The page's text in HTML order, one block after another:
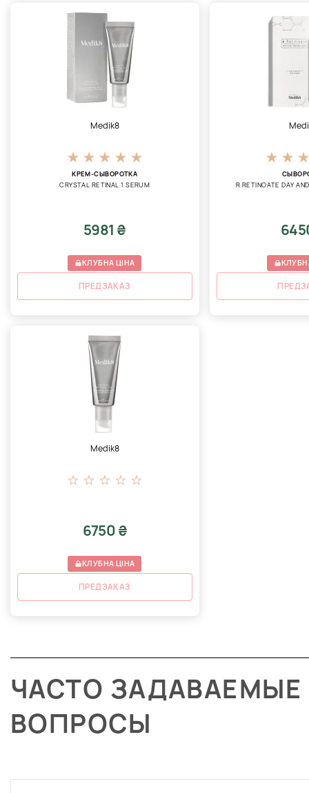
Medik8
КРЕМ-СЫВОРОТКА
CRYSTAL RETINAL 1 SERUM
5981 ₴
КЛУБНА ЦІНА
ПРЕДЗАКАЗ
R RETINOATE DAY
Medik8
6750 ₴
КЛУБНА ЦІНА
ПРЕДЗАКАЗ
ЧАСТО ЗАДАВАЕМЫЕ
ВОПРОСЫ